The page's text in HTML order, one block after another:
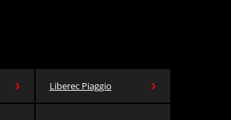
Liberec Piaggio